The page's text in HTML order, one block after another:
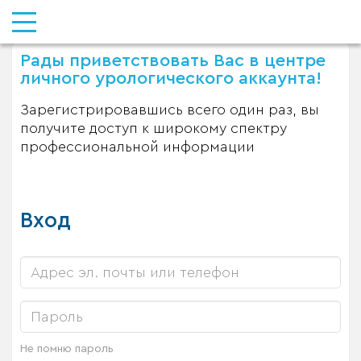
Рады приветствовать Вас в центре
личного урологического аккаунта!
Зарегистрировавшись всего один раз, вы
получите доступ к широкому спектру
профессиональной информации
Вход
Не помню пароль